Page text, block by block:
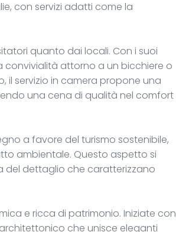
con servizi adatti come la
quanto dai locali. Con i suoi
attorno a un bicchiere o
il servizio in camera propone una
una cena di qualità nel comfort
a favore del turismo sostenibile,
ambientale. Questo aspetto si
del dettaglio che caratterizzano
e ricca di patrimonio. Iniziate con
che unisce eleganti